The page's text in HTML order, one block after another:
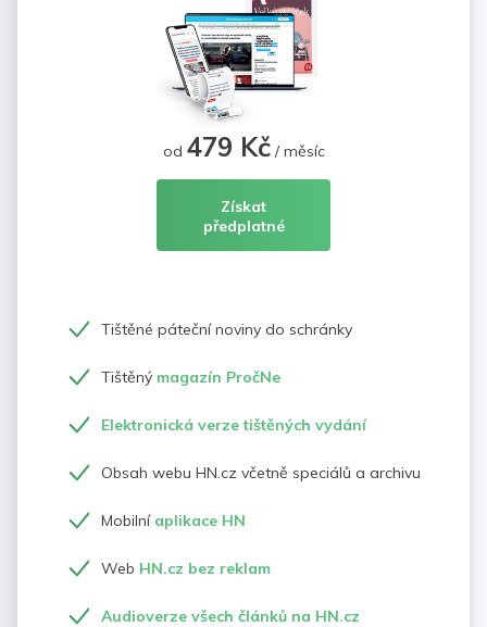
od 479 Kč/ měsíc
Získat
předplatné
Tištěné páteční noviny do schránky
Tištěný magazín PročNe
Elektronická verze tištěných vydání
Obsah webu HN.cz včetně speciálů a archivu
Mobilní aplikace HN
Web HN.cz bez reklam
Audioverze všech článků na HN.cz